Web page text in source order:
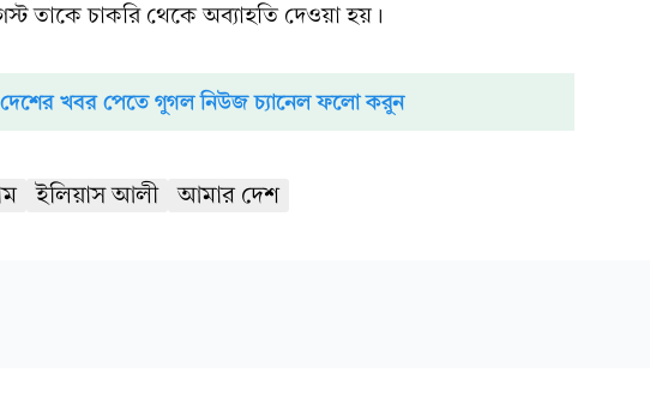
তাকে চাকরি থেকে অব্যাহতি দেওয়া হয়।
খবর পেতে গুগল নিউজ চ্যানেল ফলো করুন
ইলিয়াস আলী আমার দেশ